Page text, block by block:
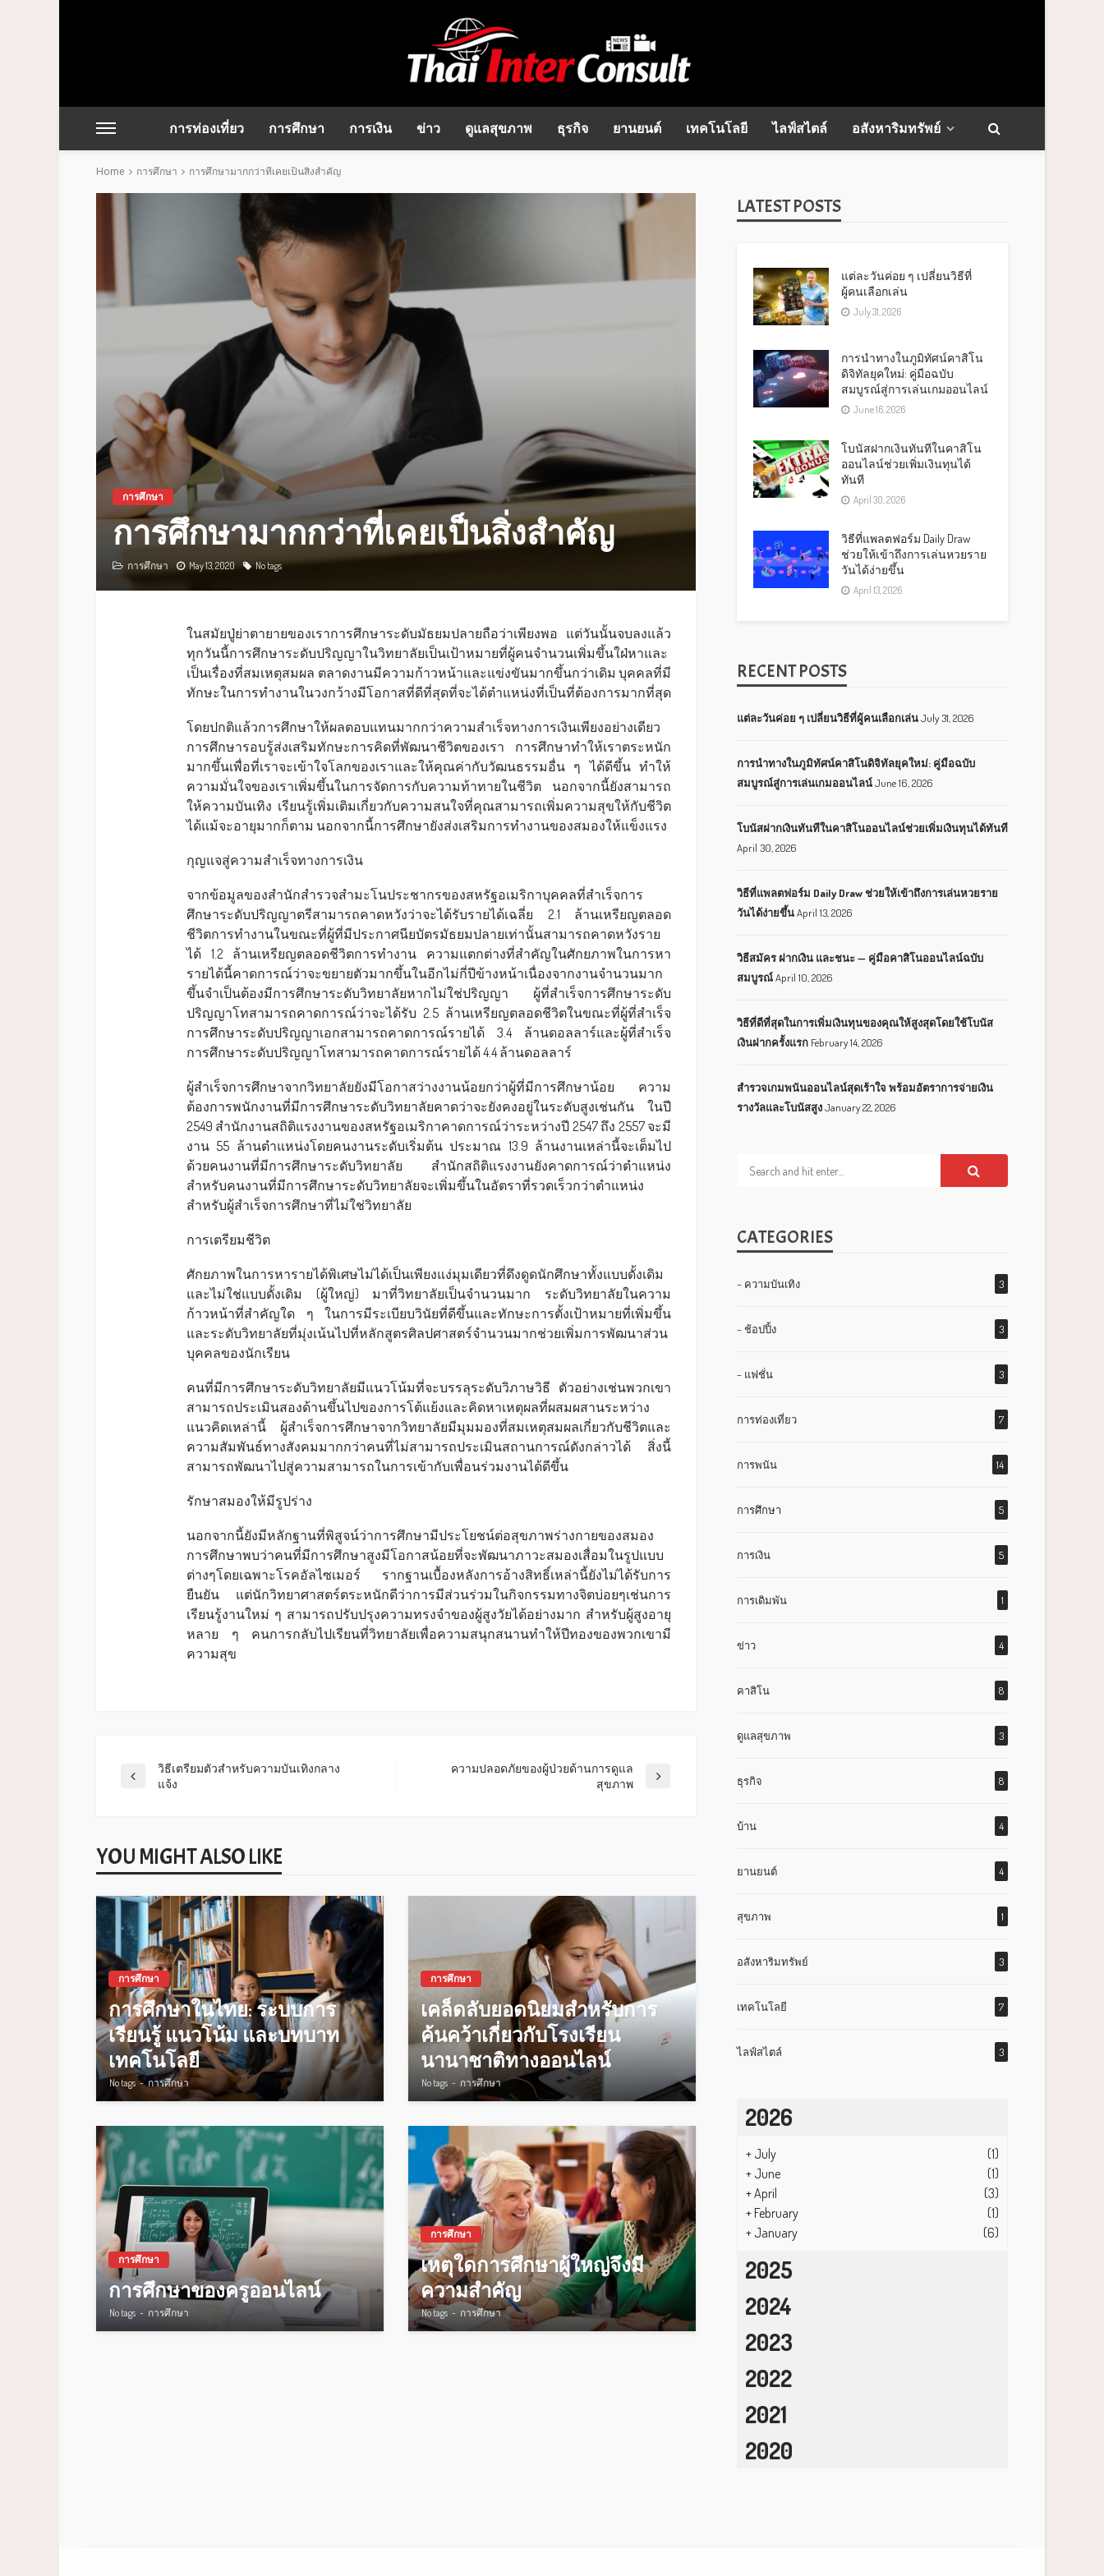
การท่องเที่ยว การศึกษา การเงิน ข่าว ดูแลสุขภาพ ธุรกิจ ยานยนต์ เทคโนโลยี ไลฟ์สไตล์ อสังหาริมทรัพย์
Home การศึกษา การศึกษามากกว่าที่เคยเป็นสิ่งสำคัญ
การศึกษา
การศึกษามากกว่าที่เคยเป็นสิ่งสำคัญ
การศึกษา May 13, 2020 No tags
ในสมัยปู่ย่าตายายของเราการศึกษาระดับมัธยมปลายถือว่าเพียงพอ แต่วันนั้นจบลงแล้ว
ทุกวันนี้การศึกษาระดับปริญญาในวิทยาลัยเป็นเป้าหมายที่ผู้คนจำนวนเพิ่มขึ้นใฝ่หาและ
เป็นเรื่องที่สมเหตุสมผล ตลาดงานมีความก้าวหน้าและแข่งขันมากขึ้นกว่าเดิม บุคคลที่มี
ทักษะในการทำงานในวงกว้างมีโอกาสที่ดีที่สุดที่จะได้ตำแหน่งที่เป็นที่ต้องการมากที่สุด
โดยปกติแล้วการศึกษาให้ผลตอบแทนมากกว่าความสำเร็จทางการเงินเพียงอย่างเดียว
การศึกษารอบรู้ส่งเสริมทักษะการคิดที่พัฒนาชีวิตของเรา การศึกษาทำให้เราตระหนัก
มากขึ้นเพื่อที่เราจะเข้าใจโลกของเราและให้คุณค่ากับวัฒนธรรมอื่น ๆ ได้ดีขึ้น ทำให้
ความมั่นใจของเราเพิ่มขึ้นในการจัดการกับความท้าทายในชีวิต นอกจากนี้ยังสามารถ
ให้ความบันเทิง เรียนรู้เพิ่มเติมเกี่ยวกับความสนใจที่คุณสามารถเพิ่มความสุขให้กับชีวิต
ได้แม้จะอายุมากก็ตาม นอกจากนี้การศึกษายังส่งเสริมการทำงานของสมองให้แข็งแรง
กุญแจสู่ความสำเร็จทางการเงิน
จากข้อมูลของสำนักสำรวจสำมะโนประชากรของสหรัฐอเมริกาบุคคลที่สำเร็จการ
ศึกษาระดับปริญญาตรีสามารถคาดหวังว่าจะได้รับรายได้เฉลี่ย 2.1 ล้านเหรียญตลอด
ชีวิตการทำงานในขณะที่ผู้ที่มีประกาศนียบัตรมัธยมปลายเท่านั้นสามารถคาดหวังราย
ได้ 1.2 ล้านเหรียญตลอดชีวิตการทำงาน ความแตกต่างที่สำคัญในศักยภาพในการหา
รายได้นี้คาดการณ์ว่าจะขยายตัวมากขึ้นในอีกไม่กี่ปีข้างหน้าเนื่องจากงานจำนวนมาก
ขึ้นจำเป็นต้องมีการศึกษาระดับวิทยาลัยหากไม่ใช่ปริญญา ผู้ที่สำเร็จการศึกษาระดับ
ปริญญาโทสามารถคาดการณ์ว่าจะได้รับ 2.5 ล้านเหรียญตลอดชีวิตในขณะที่ผู้ที่สำเร็จ
การศึกษาระดับปริญญาเอกสามารถคาดการณ์รายได้ 3.4 ล้านดอลลาร์และผู้ที่สำเร็จ
การศึกษาระดับปริญญาโทสามารถคาดการณ์รายได้ 4.4 ล้านดอลลาร์
ผู้สำเร็จการศึกษาจากวิทยาลัยยังมีโอกาสว่างงานน้อยกว่าผู้ที่มีการศึกษาน้อย ความ
ต้องการพนักงานที่มีการศึกษาระดับวิทยาลัยคาดว่าจะยังคงอยู่ในระดับสูงเช่นกัน ในปี
2549 สำนักงานสถิติแรงงานของสหรัฐอเมริกาคาดการณ์ว่าระหว่างปี 2547 ถึง 2557 จะมี
งาน 55 ล้านตำแหน่งโดยคนงานระดับเริ่มต้น ประมาณ 13.9 ล้านงานเหล่านี้จะเต็มไป
ด้วยคนงานที่มีการศึกษาระดับวิทยาลัย สำนักสถิติแรงงานยังคาดการณ์ว่าตำแหน่ง
สำหรับคนงานที่มีการศึกษาระดับวิทยาลัยจะเพิ่มขึ้นในอัตราที่รวดเร็วกว่าตำแหน่ง
สำหรับผู้สำเร็จการศึกษาที่ไม่ใช่วิทยาลัย
การเตรียมชีวิต
ศักยภาพในการหารายได้พิเศษไม่ได้เป็นเพียงแง่มุมเดียวที่ดึงดูดนักศึกษาทั้งแบบดั้งเดิม
และไม่ใช่แบบดั้งเดิม (ผู้ใหญ่) มาที่วิทยาลัยเป็นจำนวนมาก ระดับวิทยาลัยในความ
ก้าวหน้าที่สำคัญใด ๆ ในการมีระเบียบวินัยที่ดีขึ้นและทักษะการตั้งเป้าหมายที่เพิ่มขึ้น
และระดับวิทยาลัยที่มุ่งเน้นไปที่หลักสูตรศิลปศาสตร์จำนวนมากช่วยเพิ่มการพัฒนาส่วน
บุคคลของนักเรียน
คนที่มีการศึกษาระดับวิทยาลัยมีแนวโน้มที่จะบรรลุระดับวิภาษวิธี ตัวอย่างเช่นพวกเขา
สามารถประเมินสองด้านขึ้นไปของการโต้แย้งและคิดหาเหตุผลที่ผสมผสานระหว่าง
แนวคิดเหล่านี้ ผู้สำเร็จการศึกษาจากวิทยาลัยมีมุมมองที่สมเหตุสมผลเกี่ยวกับชีวิตและ
ความสัมพันธ์ทางสังคมมากกว่าคนที่ไม่สามารถประเมินสถานการณ์ดังกล่าวได้ สิ่งนี้
สามารถพัฒนาไปสู่ความสามารถในการเข้ากับเพื่อนร่วมงานได้ดีขึ้น
รักษาสมองให้มีรูปร่าง
นอกจากนี้ยังมีหลักฐานที่พิสูจน์ว่าการศึกษามีประโยชน์ต่อสุขภาพร่างกายของสมอง
การศึกษาพบว่าคนที่มีการศึกษาสูงมีโอกาสน้อยที่จะพัฒนาภาวะสมองเสื่อมในรูปแบบ
ต่างๆโดยเฉพาะโรคอัลไซเมอร์ รากฐานเบื้องหลังการอ้างสิทธิ์เหล่านี้ยังไม่ได้รับการ
ยืนยัน แต่นักวิทยาศาสตร์ตระหนักดีว่าการมีส่วนร่วมในกิจกรรมทางจิตบ่อยๆเช่นการ
เรียนรู้งานใหม่ ๆ สามารถปรับปรุงความทรงจำของผู้สูงวัยได้อย่างมาก สำหรับผู้สูงอายุ
หลาย ๆ คนการกลับไปเรียนที่วิทยาลัยเพื่อความสนุกสนานทำให้ปีทองของพวกเขามี
ความสุข
วิธีเตรียมตัวสำหรับความบันเทิงกลาง
แจ้ง
ความปลอดภัยของผู้ป่วยด้านการดูแล
สุขภาพ
YOU MIGHT ALSO LIKE
การศึกษา
การศึกษาในไทย: ระบบการ
เรียนรู้ แนวโน้ม และบทบาท
เทคโนโลยี
No tags การศึกษา
การศึกษา
เคล็ดลับยอดนิยมสำหรับการ
ค้นคว้าเกี่ยวกับโรงเรียน
นานาชาติทางออนไลน์
No tags การศึกษา
การศึกษา
การศึกษาของครูออนไลน์
No tags การศึกษา
การศึกษา
เหตุใดการศึกษาผู้ใหญ่จึงมี
ความสำคัญ
No tags การศึกษา
LATEST POSTS
แต่ละวันค่อย ๆ เปลี่ยนวิธีที่
ผู้คนเลือกเล่น
July 31, 2026
การนำทางในภูมิทัศน์คาสิโน
ดิจิทัลยุคใหม่: คู่มือฉบับ
สมบูรณ์สู่การเล่นเกมออนไลน์
June 16, 2026
โบนัสฝากเงินทันทีในคาสิโน
ออนไลน์ช่วยเพิ่มเงินทุนได้
ทันที
April 30, 2026
วิธีที่แพลตฟอร์ม Daily Draw
ช่วยให้เข้าถึงการเล่นหวยราย
วันได้ง่ายขึ้น
April 13, 2026
RECENT POSTS
แต่ละวันค่อย ๆ เปลี่ยนวิธีที่ผู้คนเลือกเล่นJuly 31, 2026
การนำทางในภูมิทัศน์คาสิโนดิจิทัลยุคใหม่: คู่มือฉบับ
สมบูรณ์สู่การเล่นเกมออนไลน์June 16, 2026
โบนัสฝากเงินทันทีในคาสิโนออนไลน์ช่วยเพิ่มเงินทุนได้ทันที
April 30, 2026
วิธีที่แพลตฟอร์ม Daily Draw ช่วยให้เข้าถึงการเล่นหวยราย
วันได้ง่ายขึ้นApril 13, 2026
วิธีสมัคร ฝากเงิน และชนะ — คู่มือคาสิโนออนไลน์ฉบับ
สมบูรณ์April 10, 2026
วิธีที่ดีที่สุดในการเพิ่มเงินทุนของคุณให้สูงสุดโดยใช้โบนัส
เงินฝากครั้งแรก February 14, 2026
สำรวจเกมพนันออนไลน์สุดเร้าใจ พร้อมอัตราการจ่ายเงิน
รางวัลและโบนัสสูงJanuary 22, 2026
CATEGORIES
– ความบันเทิง 3
– ช้อปปิ้ง 3
– แฟชั่น 3
การท่องเที่ยว 7
การพนัน 14
การศึกษา 5
การเงิน 5
การเดิมพัน 1
ข่าว 4
คาสิโน 8
ดูแลสุขภาพ 3
ธุรกิจ 8
บ้าน 4
ยานยนต์ 4
สุขภาพ 1
อสังหาริมทรัพย์ 3
เทคโนโลยี 7
ไลฟ์สไตล์ 3
2026
+ July
(1)
+ June
(1)
+April
(3)
+February
(1)
+ January (6)
2025
2024
2023
2022
2021
2020